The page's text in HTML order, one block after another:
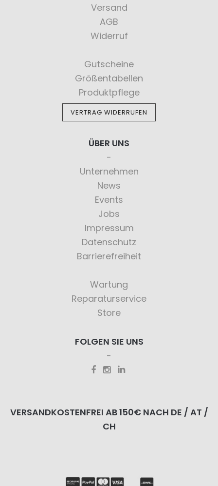
Versand
AGB
Widerruf
Gutscheine
Größentabellen
Produktpflege
VERTRAG WIDERRUFEN
ÜBER UNS
Unternehmen
News
Events
Jobs
Impressum
Datenschutz
Barrierefreiheit
Wartung
Reparaturservice
Store
FOLGEN SIE UNS
VERSANDKOSTENFREI AB 150€ NACH DE / AT /
CH